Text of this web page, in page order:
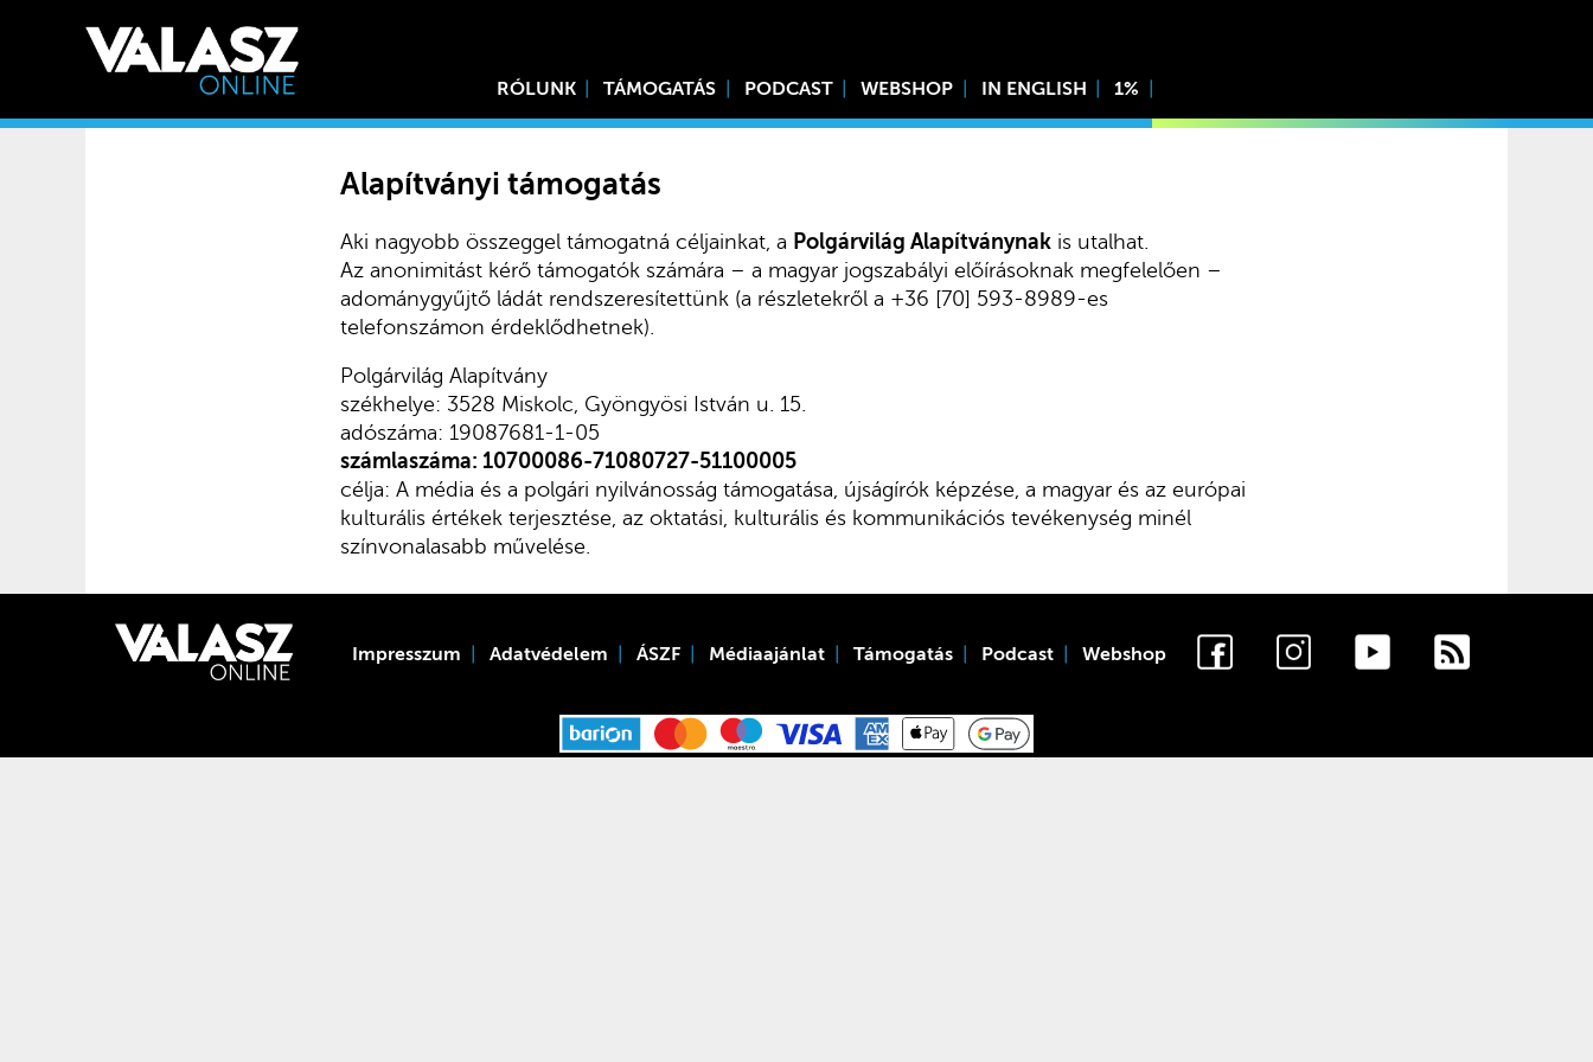
RÓLUNK TÁMOGATÁS PODCAST WEBSHOP IN ENGLISH 1%
Alapítványi támogatás
Aki nagyobb összeggel támogatná céljainkat, a Polgárvilág Alapítványnak is utalhat.
Az anonimitást kérő támogatók számára – a magyar jogszabályi előírásoknak megfelelően –
adománygyűjtő ládát rendszeresítettünk (a részletekről a +36 [70] 593-8989-es
telefonszámon érdeklődhetnek).
Polgárvilág Alapítvány
székhelye: 3528 Miskolc, Gyöngyösi István u. 15.
adószáma: 19087681-1-05
számlaszáma: 10700086-71080727-51100005
célja: A média és a polgári nyilvánosság támogatása, újságírók képzése, a magyar és az európai
kulturális értékek terjesztése, az oktatási, kulturális és kommunikációs tevékenység minél
színvonalasabb művelése.
Impresszum Adatvédelem ÁSZF Médiaajánlat Támogatás Podcast Webshop